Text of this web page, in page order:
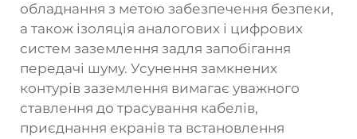
обладнання з метою забезпечення безпеки,
а також ізоляція аналогових і цифрових
систем заземлення задля запобігання
передачі шуму. Усунення замкнених
контурів заземлення вимагає уважного
ставлення до трасування кабелів,
приєднання екранів та встановлення